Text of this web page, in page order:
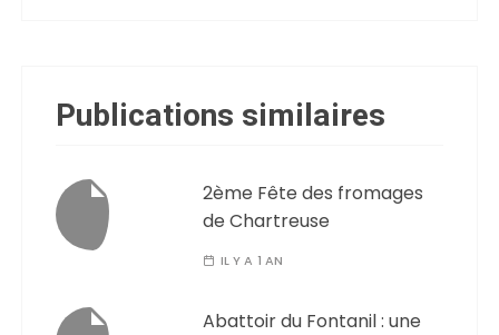
Publications similaires
2ème Fête des fromages
de Chartreuse
IL Y A 1 AN
Abattoir du Fontanil : une